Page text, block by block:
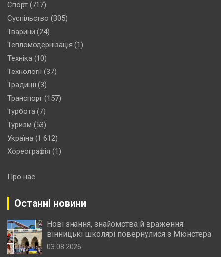
Спорт (717)
Суспільство (305)
Тварини (24)
Тепломодернізація (1)
Техніка (10)
Технології (37)
Традиції (3)
Транспорт (157)
Турбота (7)
Туризм (53)
Україна (1 612)
Хореографія (1)
Про нас
Останні новини
Нові знання, знайомства й враження:
вінницькі школярі повернулися з Мюнстера
03.08.2026